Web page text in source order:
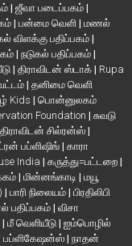
| ஜீவா படைப்பகம் |
| பன்மை வெளி | மணல்
விளக்கு பதிப்பகம் |
| நடுகல் பதிப்பகம் |
| திராவிடன் ஸ்டாக் | Rupa
| தனிமை வெளி
Kids | பொன்னுலகம்
Foundation | சுவடு
திராவிடன் சில்ரன்ஸ் |
பப்ளிஷிங் | காரா
India | கருத்து=பட்டறை |
| மின்னங்காடி | மயூ
| பாரி நிலையம் | பிரதிலிபி
பதிப்பகம் | விசா
| மீ வெளியீடு | ஐம்பொழில்
பப்ளிகேஷன்ஸ் | நாதன்